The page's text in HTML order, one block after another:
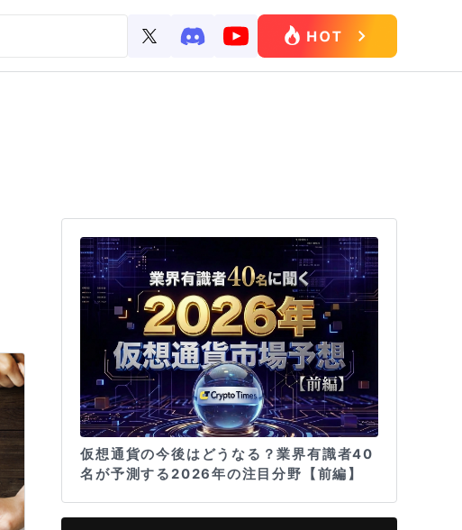
仮想通貨の今後はどうなる？業界有識者40
名が予測する2026年の注目分野【前編】